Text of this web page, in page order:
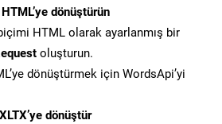
dönüştürün
HTML olarak ayarlanmış bir
oluşturun.
dönüştürmek için WordsApi’yi
dönüştür